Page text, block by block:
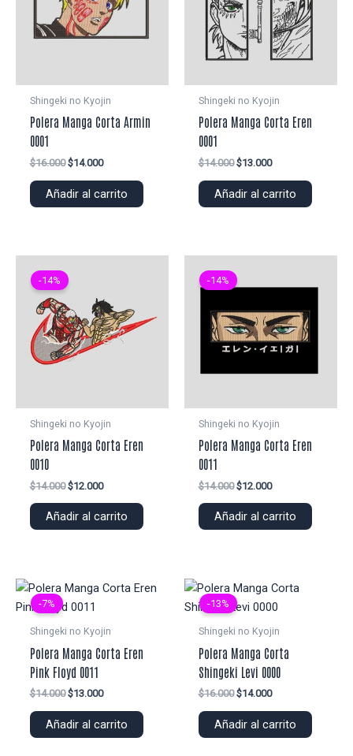
Shingeki no Kyojin
Polera Manga Corta Armin
0001
$16.000 El
original
$14.000El
actual
Añadir al carrito
Shingeki no Kyojin
Polera Manga Corta Eren
0001
$14.000 El
original
$13.000El
actual
Añadir al carrito
-14%
Shingeki no Kyojin
Polera Manga Corta Eren
0010
$14.000 El
original
$12.000El
actual
Añadir al carrito
-14%
Shingeki no Kyojin
Polera Manga Corta Eren
0011
$14.000 El
original
$12.000El
actual
Añadir al carrito
-7%
Shingeki no Kyojin
Polera Manga Corta Eren
Pink Floyd 0011
$14.000 El
original
$13.000El
actual
Añadir al carrito
-13%
Shingeki no Kyojin
Polera Manga Corta
Shingeki Levi 0000
$16.000 El
original
$14.000El
actual
Añadir al carrito